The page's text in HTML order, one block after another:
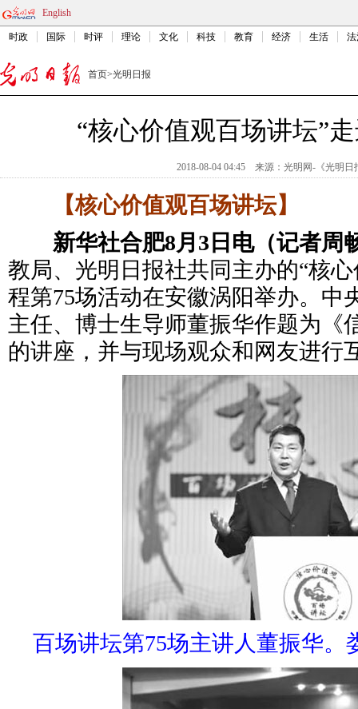
English
时政 国际 时评 理论 文化 科技 教育 经济 生活
首页>光明日报
“核心价值观百场讲坛”
2018-08-04 04:45 来源： 光明网-《光明日
【核心价值观百场讲坛】
新华社合肥8月3日电（记者周
教局、光明日报社共同主办的“核
程第75场活动在安徽涡阳举办。中
主任、博士生导师董振华作题为《
的讲座，并与现场观众和网友进行
百场讲坛第75场主讲人董振华。